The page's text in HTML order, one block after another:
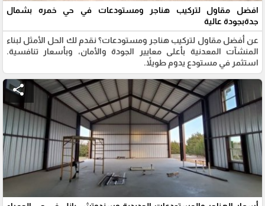
افضل مقاول لتركيب هناجر ومستودعات في حي خمره بشمال
جدةبجودة عالية
عن أفضل مقاول لتركيب هناجر ومستودعات؟ نقدم لك الحل الأمثل لبناء
المنشآت المعدنية بأعلى معايير الجودة والأمان، وبأسعار تنافسية.
استثمر في مستودع يدوم طويلاً.
share